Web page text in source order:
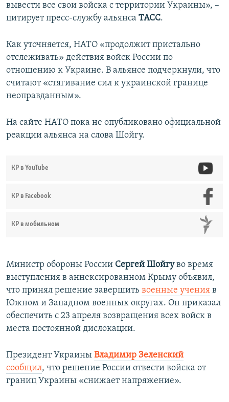
вывести все свои войска с территории Украины», –
цитирует пресс-службу альянса ТАСС.
Как уточняется, НАТО «продолжит пристально
отслеживать» действия войск России по
отношению к Украине. В альянсе подчеркнули, что
считают «стягивание сил к украинской границе
неоправданным».
На сайте НАТО пока не опубликовано официальной
реакции альянса на слова Шойгу.
КР в YouTube
КР в Facebook
КР в мобильном
Министр обороны России Сергей Шойгуво время
выступления в аннексированном Крыму объявил,
что принял решение завершить военные учения в
Южном и Западном военных округах. Он приказал
обеспечить с 23 апреля возвращения всех войск в
места постоянной дислокации.
Президент Украины Владимир Зеленский
сообщил, что решение России отвести войска от
границ Украины «снижает напряжение».